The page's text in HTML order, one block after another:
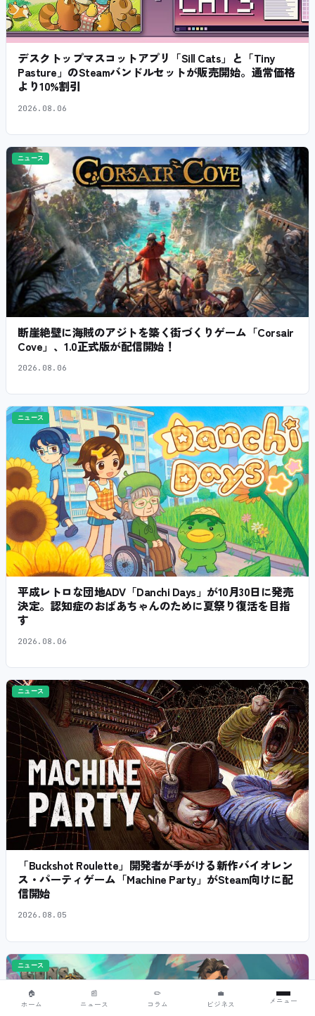
デスクトップマスコットアプリ「Sill Cats」と「Tiny
Pasture」のSteamバンドルセットが販売開始。通常価格
より10%割引
2026.08.06
ニュース
断崖絶壁に海賊のアジトを築く街づくりゲーム「Corsair
Cove」、1.0正式版が配信開始！
2026.08.06
ニュース
平成レトロな団地ADV「Danchi Days」が10月30日に発売
決定。認知症のおばあちゃんのために夏祭り復活を目指
す
2026.08.06
ニュース
「Buckshot Roulette」開発者が手がける新作バイオレン
ス・パーティゲーム「Machine Party」がSteam向けに配
信開始
2026.08.05
ニュース
🏠
ホーム
📰
ニュース
✏️
コラム
💼
ビジネス
メニュー